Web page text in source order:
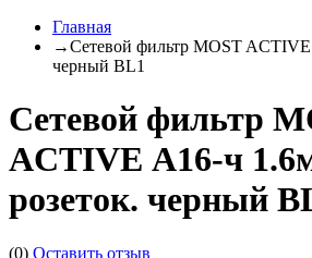
Главная
→Сетевой фильтр MOST
черный BL1
Сетевой фильтр
ACTIVE А16-ч
розеток. черный
(0) Оставить отзыв